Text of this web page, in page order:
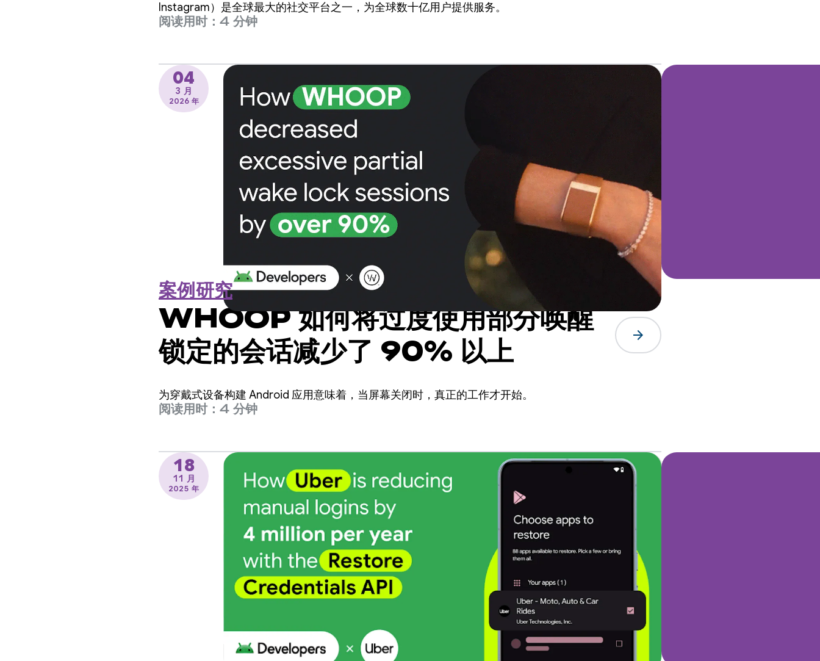
Instagram）是全球最大的社交平台之一，为全球数十亿用户提供服务。
阅读用时：4 分钟
04
3 月
2026 年
案例研究
WHOOP 如何将过度使用部分唤醒
锁定的会话减少了 90% 以上
arrow_forward
为穿戴式设备构建 Android 应用意味着，当屏幕关闭时，真正的工作才开始。
阅读用时：4 分钟
18
11 月
2025 年